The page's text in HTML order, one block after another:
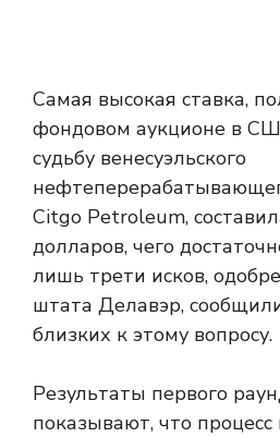
Самая высокая ставка,
фондовом аукционе в
судьбу венесуэльского
Citgo Petroleum,
долларов, чего
лишь трети исков,
штата Делавэр,
близких к этому вопросу.
Результаты первого
показывают, что